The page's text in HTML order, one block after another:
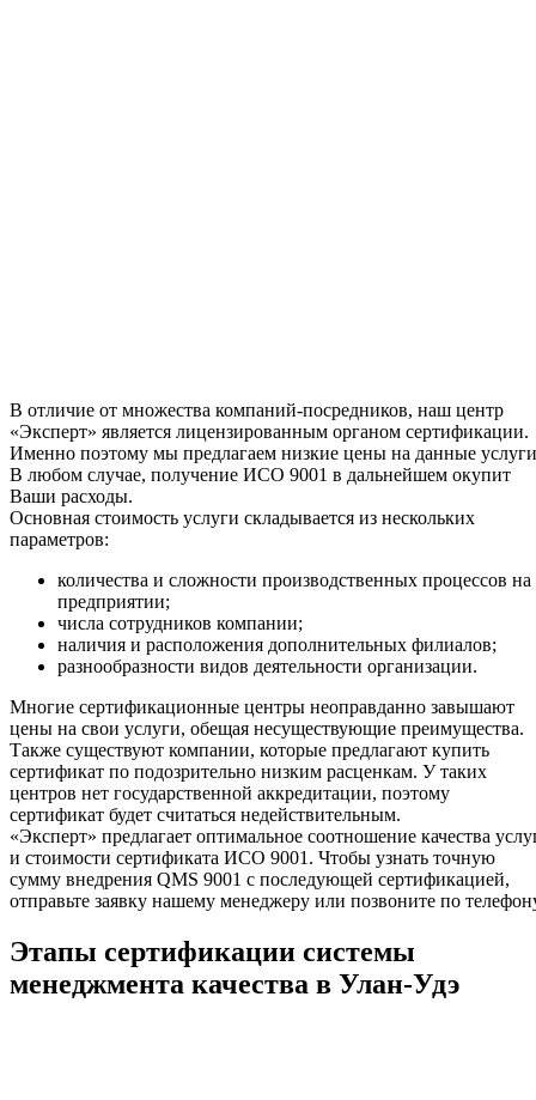
В отличие от множества компаний-посредников, наш центр
«Эксперт» является лицензированным органом сертификации.
Именно поэтому мы предлагаем низкие цены на данные
В любом случае, получение ИСО 9001 в дальнейшем окупит
Ваши расходы.
Основная стоимость услуги складывается из нескольких
параметров:
количества и сложности производственных процессов на
предприятии;
числа сотрудников компании;
наличия и расположения дополнительных филиалов;
разнообразности видов деятельности организации.
Многие сертификационные центры неоправданно завышают
цены на свои услуги, обещая несуществующие преимущества.
Также существуют компании, которые предлагают купить
сертификат по подозрительно низким расценкам. У таких
центров нет государственной аккредитации, поэтому
сертификат будет считаться недействительным.
«Эксперт» предлагает оптимальное соотношение качества
и стоимости сертификата ИСО 9001. Чтобы узнать точную
сумму внедрения QMS 9001 с последующей сертификацией,
отправьте заявку нашему менеджеру или позвоните по
Этапы сертификации системы
менеджмента качества в Улан-Удэ